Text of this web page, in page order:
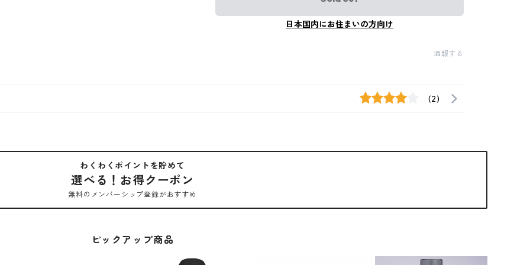
日本国内にお住まいの方向け
通報する
(2)
わくわくポイントを貯めて
選べる！お得クーポン
無料のメンバーシップ登録がおすすめ
ピックアップ商品